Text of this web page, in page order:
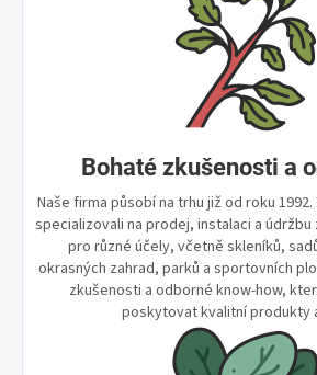
Bohaté zkušenosti a
Naše firma působí na trhu již od roku
specializovali na prodej, instalaci a
pro různé účely, včetně skleníků,
okrasných zahrad, parků a sportovních
zkušenosti a odborné know-how,
poskytovat kvalitní produkty